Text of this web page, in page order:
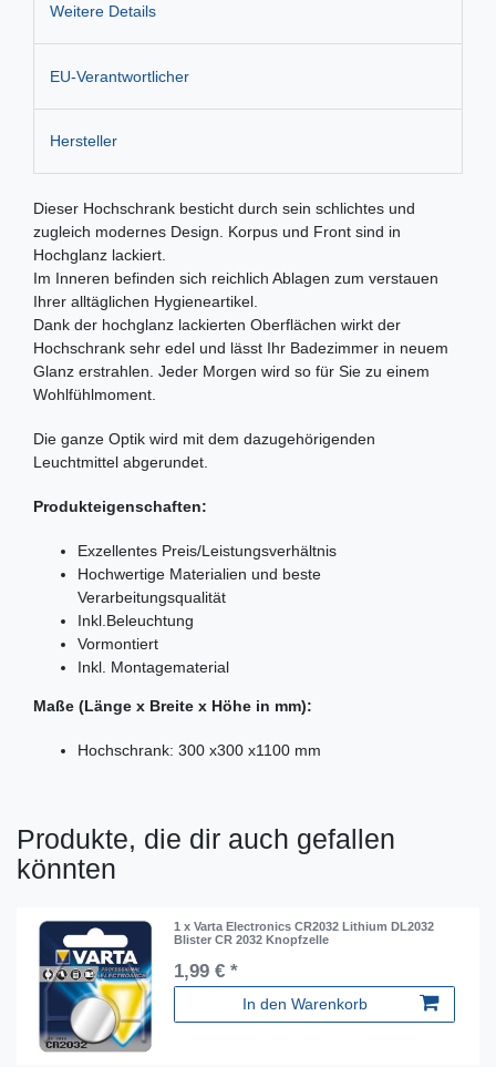
Weitere Details
EU-Verantwortlicher
Hersteller
Dieser Hochschrank besticht durch sein schlichtes und
zugleich modernes Design. Korpus und Front sind in
Hochglanz lackiert.
Im Inneren befinden sich reichlich Ablagen zum verstauen
Ihrer alltäglichen Hygieneartikel.
Dank der hochglanz lackierten Oberflächen wirkt der
Hochschrank sehr edel und lässt Ihr Badezimmer in neuem
Glanz erstrahlen. Jeder Morgen wird so für Sie zu einem
Wohlfühlmoment.
Die ganze Optik wird mit dem dazugehörigenden
Leuchtmittel abgerundet.
Produkteigenschaften:
Exzellentes Preis/Leistungsverhältnis
Hochwertige Materialien und beste
Verarbeitungsqualität
Inkl.Beleuchtung
Vormontiert
Inkl. Montagematerial
Maße (Länge x Breite x Höhe in mm):
Hochschrank: 300 x300 x1100 mm
Produkte, die dir auch gefallen
könnten
1 x Varta Electronics CR2032 Lithium DL2032
Blister CR 2032 Knopfzelle
1,99 € *
In den Warenkorb